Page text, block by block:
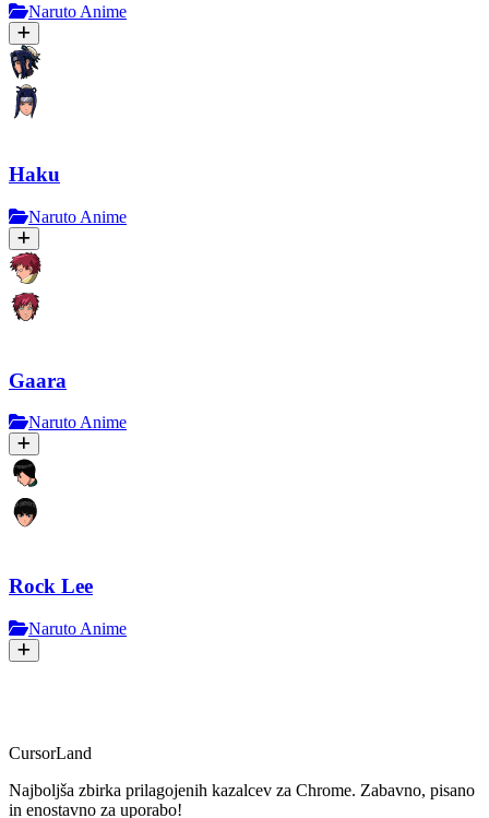
Naruto Anime
Haku
Naruto Anime
Gaara
Naruto Anime
Rock Lee
Naruto Anime
CursorLand
Najboljša zbirka prilagojenih kazalcev za Chrome. Zabavno, pisano
in enostavno za uporabo!